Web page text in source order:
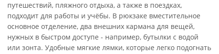
путешествий, пляжного отдыха, а также в поездках,
подходит для работы и учёбы. В рюкзаке вместительное
основное отделение, два внешних кармана для вещей,
нужных в быстром доступе - например, бутылки с водой
или зонта. Удобные мягкие лямки, которые легко подогнать